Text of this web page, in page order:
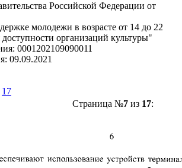
Российской Федерации от
молодежи в возрасте от 14 до 22
организаций культуры"
0001202109090011
09.09.2021
17
Страница №7из 17: